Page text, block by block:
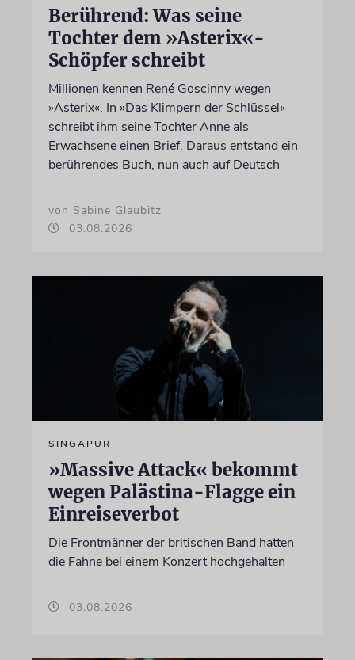
Berührend: Was seine
Tochter dem »Asterix«-
Schöpfer schreibt
Millionen kennen René Goscinny wegen
»Asterix«. In »Das Klimpern der Schlüssel«
schreibt ihm seine Tochter Anne als
Erwachsene einen Brief. Daraus entstand ein
berührendes Buch, nun auch auf Deutsch
von Sabine Glaubitz
03.08.2026
SINGAPUR
»Massive Attack« bekommt
wegen Palästina-Flagge ein
Einreiseverbot
Die Frontmänner der britischen Band hatten
die Fahne bei einem Konzert hochgehalten
03.08.2026